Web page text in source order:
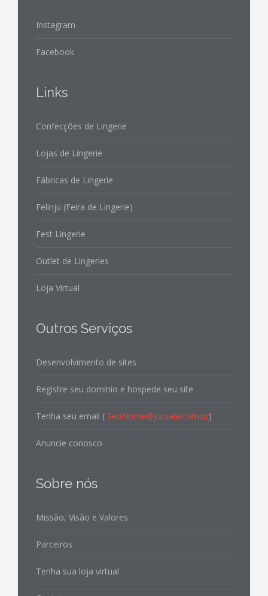
Instagram
Facebook
Links
Confecções de Lingerie
Lojas de Lingerie
Fábricas de Lingerie
Felinju (Feira de Lingerie)
Fest Lingerie
Outlet de Lingeries
Loja Virtual
Outros Serviços
Desenvolvimento de sites
Registre seu domínio e hospede seu site
Tenha seu email ( SeuNome@juruaia.com.br)
Anuncie conosco
Sobre nós
Missão, Visão e Valores
Parceiros
Tenha sua loja virtual